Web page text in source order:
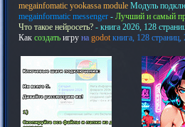
megainfomatic yookassa module Модуль
megainformatic messenger - Лучший и самый
Что такое нейросеть? - книга 2026, 128
Как создать игру на godot книга, 128 страниц,